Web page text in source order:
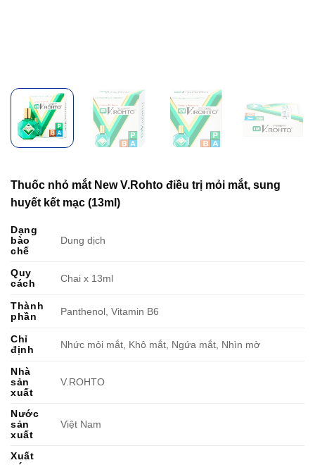
Thuốc nhỏ mắt New V.Rohto điều trị mỏi mắt, sung
huyết kết mạc (13ml)
Dạng
bào
chế
Dung dịch
Quy
cách
Chai x 13ml
Thành
phần
Panthenol, Vitamin B6
Chỉ
định
Nhức mỏi mắt, Khô mắt, Ngứa mắt, Nhìn mờ
Nhà
sản
xuất
V.ROHTO
Nước
sản
xuất
Việt Nam
Xuất